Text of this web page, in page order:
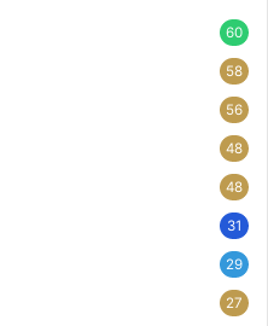
60
58
56
48
48
31
29
27